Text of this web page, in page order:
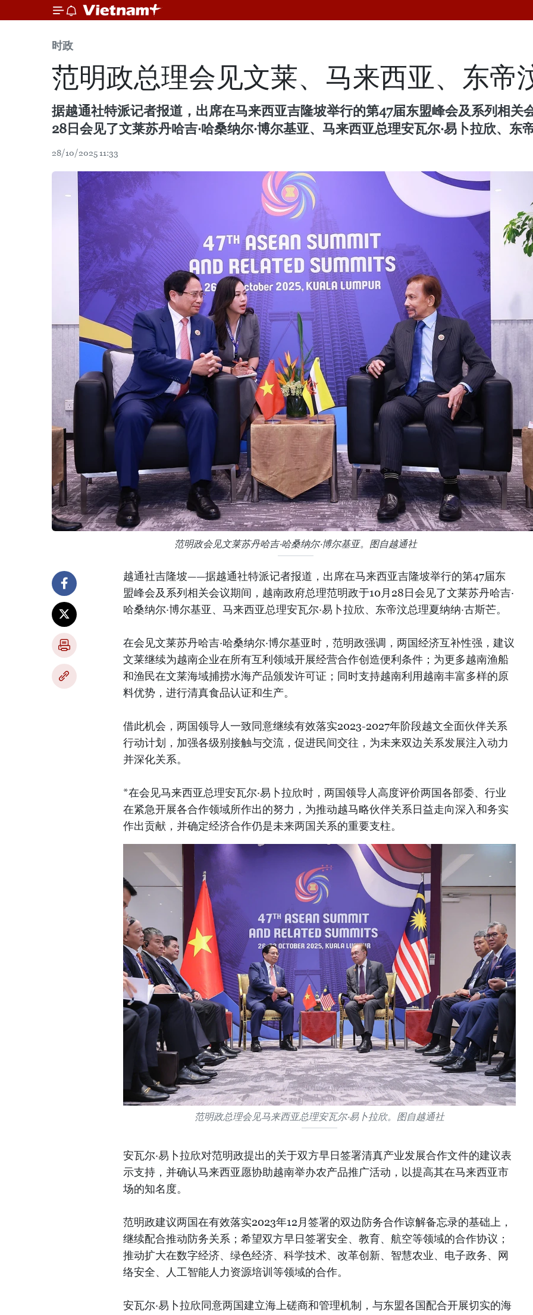
时政
范明政总理会见文莱、马来西亚、东帝
据越通社特派记者报道，出席在马来西亚吉隆坡举行的第47届东盟峰会及系列相关
28日会见了文莱苏丹哈吉·哈桑纳尔·博尔基亚、马来西亚总理安瓦尔·易卜拉欣、东
28/10/2025 11:33
范明政会见文莱苏丹哈吉·哈桑纳尔·博尔基亚。图自越通社
越通社吉隆坡——据越通社特派记者报道，出席在马来西亚吉隆坡举行的第47届东
盟峰会及系列相关会议期间，越南政府总理范明政于10月28日会见了文莱苏丹哈吉·
哈桑纳尔·博尔基亚、马来西亚总理安瓦尔·易卜拉欣、东帝汶总理夏纳纳·古斯芒。
在会见文莱苏丹哈吉·哈桑纳尔·博尔基亚时，范明政强调，两国经济互补性强，建议
文莱继续为越南企业在所有互利领域开展经营合作创造便利条件；为更多越南渔船
和渔民在文莱海域捕捞水海产品颁发许可证；同时支持越南利用越南丰富多样的原
料优势，进行清真食品认证和生产。
借此机会，两国领导人一致同意继续有效落实2023-2027年阶段越文全面伙伴关系
行动计划，加强各级别接触与交流，促进民间交往，为未来双边关系发展注入动力
并深化关系。
*在会见马来西亚总理安瓦尔·易卜拉欣时，两国领导人高度评价两国各部委、行业
在紧急开展各合作领域所作出的努力，为推动越马略伙伴关系日益走向深入和务实
作出贡献，并确定经济合作仍是未来两国关系的重要支柱。
范明政总理会见马来西亚总理安瓦尔·易卜拉欣。图自越通社
安瓦尔·易卜拉欣对范明政提出的关于双方早日签署清真产业发展合作文件的建议表
示支持，并确认马来西亚愿协助越南举办农产品推广活动，以提高其在马来西亚市
场的知名度。
范明政建议两国在有效落实2023年12月签署的双边防务合作谅解备忘录的基础上，
继续配合推动防务关系；希望双方早日签署安全、教育、航空等领域的合作协议；
推动扩大在数字经济、绿色经济、科学技术、改革创新、智慧农业、电子政务、网
络安全、人工智能人力资源培训等领域的合作。
安瓦尔·易卜拉欣同意两国建立海上磋商和管理机制，与东盟各国配合开展切实的海